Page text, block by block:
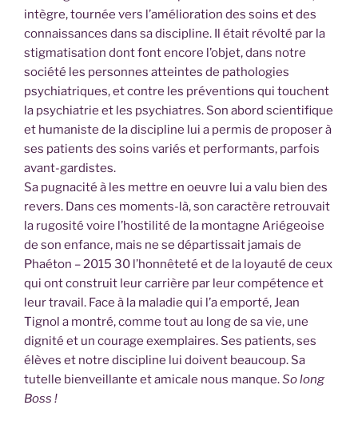
intègre, tournée vers l’amélioration des soins et des
connaissances dans sa discipline. Il était révolté par la
stigmatisation dont font encore l’objet, dans notre
société les personnes atteintes de pathologies
psychiatriques, et contre les préventions qui touchent
la psychiatrie et les psychiatres. Son abord scientifique
et humaniste de la discipline lui a permis de proposer à
ses patients des soins variés et performants, parfois
avant-gardistes.
Sa pugnacité à les mettre en oeuvre lui a valu bien des
revers. Dans ces moments-là, son caractère retrouvait
la rugosité voire l’hostilité de la montagne Ariégeoise
de son enfance, mais ne se départissait jamais de
Phaéton – 2015 30 l’honnêteté et de la loyauté de ceux
qui ont construit leur carrière par leur compétence et
leur travail. Face à la maladie qui l’a emporté, Jean
Tignol a montré, comme tout au long de sa vie, une
dignité et un courage exemplaires. Ses patients, ses
élèves et notre discipline lui doivent beaucoup. Sa
tutelle bienveillante et amicale nous manque.So long
Boss !